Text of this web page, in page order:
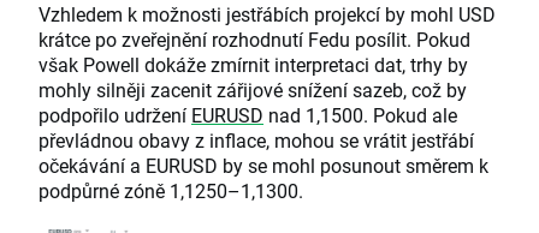
Vzhledem k možnosti jestřábích projekcí by mohl USD
krátce po zveřejnění rozhodnutí Fedu posílit. Pokud
však Powell dokáže zmírnit interpretaci dat, trhy by
mohly silněji zacenit zářijové snížení sazeb, což by
podpořilo udržení EURUSD nad 1,1500. Pokud ale
převládnou obavy z inflace, mohou se vrátit jestřábí
očekávání a EURUSD by se mohl posunout směrem k
podpůrné zóně 1,1250–1,1300.